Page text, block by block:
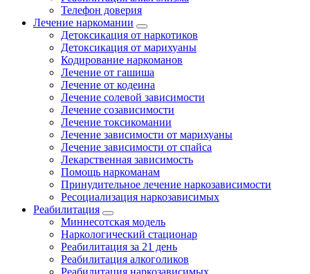
Телефон доверия
Лечение наркомании
Детоксикация от наркотиков
Детоксикация от марихуаны
Кодирование наркоманов
Лечение от гашиша
Лечение от кодеина
Лечение солевой зависимости
Лечение созависимости
Лечение токсикомании
Лечение зависимости от марихуаны
Лечение зависимости от спайса
Лекарственная зависимость
Помощь наркоманам
Принудительное лечение наркозависимости
Ресоциализация наркозависимых
Реабилитация
Миннесотская модель
Наркологический стационар
Реабилитация за 21 день
Реабилитация алкоголиков
Реабилитация наркозависимых